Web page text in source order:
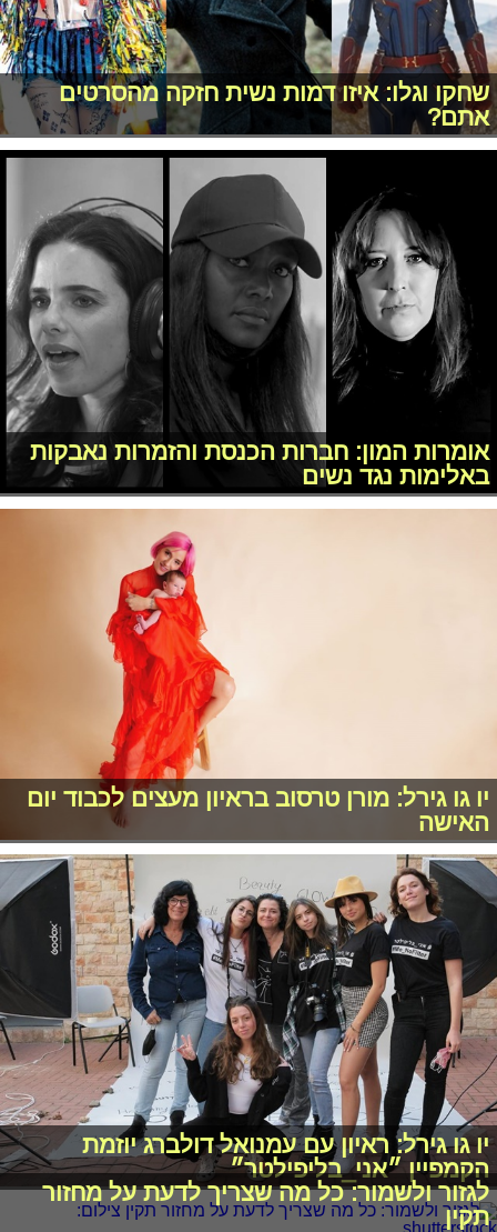
שחקו וגלו: איזו דמות נשית חזקה מהסרטים
אתם?
אומרות המון: חברות הכנסת והזמרות נאבקות
באלימות נגד נשים
יו גו גירל: מורן טרסוב בראיון מעצים לכבוד יום
האישה
יו גו גירל: ראיון עם עמנואל דולברג יוזמת
הקמפיין ״אני_בליפילטר״
לגזור ולשמור: כל מה שצריך לדעת על מחזור
תקין